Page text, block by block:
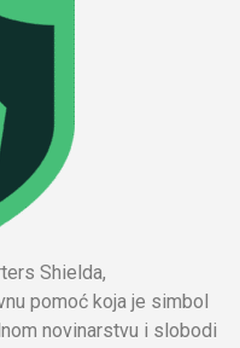
Shielda,
pomoć koja je simbol
novinarstvu i slobodi